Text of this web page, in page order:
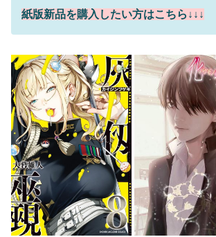
紙版新品を購入したい方はこちら↓↓↓